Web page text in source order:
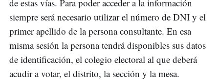
de estas vías. Para poder acceder a la información
siempre será necesario utilizar el número de DNI y el
primer apellido de la persona consultante. En esa
misma sesión la persona tendrá disponibles sus datos
de identificación, el colegio electoral al que deberá
acudir a votar, el distrito, la sección y la mesa.